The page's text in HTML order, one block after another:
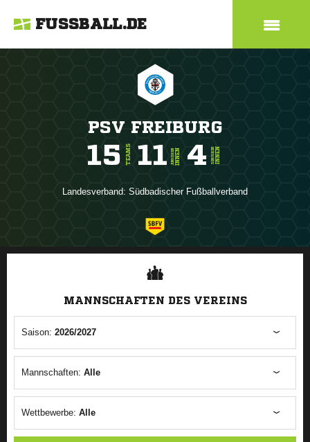
FUSSBALL.DE
PSV FREIBURG
15 TEAMS 11 JUNIORENINNEN 4 SENIORENINNEN
Landesverband: Südbadischer Fußballverband
ANZEIGE
MANNSCHAFTEN DES VEREINS
Saison: 2026/2027
Mannschaften: Alle
Wettbewerbe: Alle